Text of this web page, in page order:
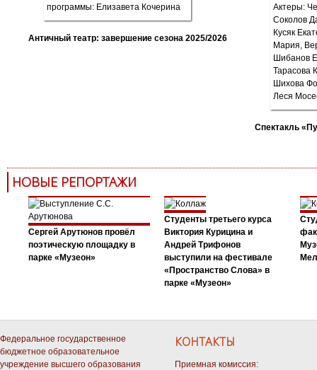
Античный театр: завершение сезона 2025/2026
Спектакль
НОВЫЕ РЕПОРТАЖИ
Сергей Арутюнов провёл
поэтическую площадку в
парке «Музеон»
Студенты третьего курса
Виктория Курицина и
Андрей Трифонов
выступили на фестивале
«Пространство Слова» в
парке «Музеон»
Федеральное государственное
бюджетное образовательное
учреждение высшего образования
КОНТАКТЫ
Приемная комиссия: